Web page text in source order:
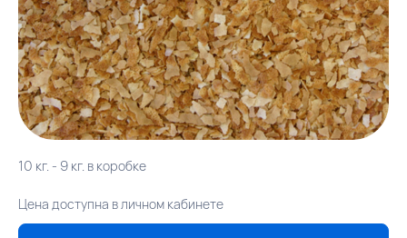
10 кг. - 9 кг. в коробке
Цена доступна в личном кабинете